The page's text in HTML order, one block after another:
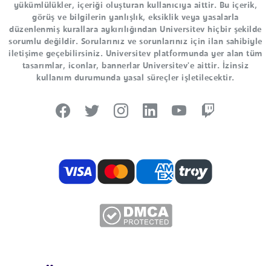
yükümlülükler, içeriği oluşturan kullanıcıya aittir. Bu içerik,
görüş ve bilgilerin yanlışlık, eksiklik veya yasalarla
düzenlenmiş kurallara aykırılığından Universitev hiçbir şekilde
sorumlu değildir. Sorularınız ve sorunlarınız için ilan sahibiyle
iletişime geçebilirsiniz. Universitev platformunda yer alan tüm
tasarımlar, iconlar, bannerlar Universitev'e aittir. İzinsiz
kullanım durumunda yasal süreçler işletilecektir.